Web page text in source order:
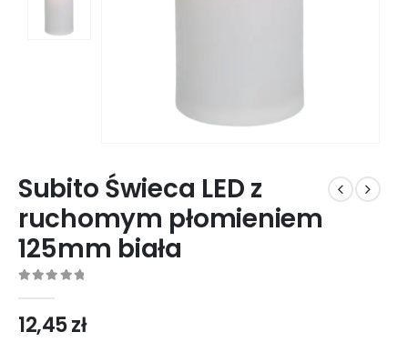
Subito Świeca LED z
ruchomym płomieniem
125mm biała
12,45zł